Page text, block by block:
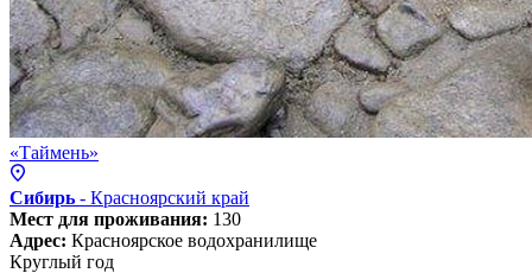
«Таймень»
Сибирь - Красноярский край
Мест для проживания: 130
Адрес: Красноярское водохранилище
Круглый год